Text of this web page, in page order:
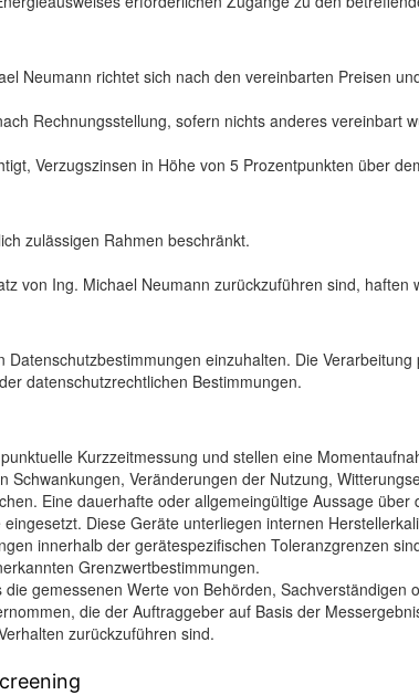
Neumann richtet sich nach den vereinbarten Preisen
Rechnungsstellung, sofern nichts anderes vereinbart
Verzugszinsen in Höhe von 5 Prozentpunkten über
zulässigen Rahmen beschränkt.
von Ing. Michael Neumann zurückzuführen sind, haften
einzuhalten. Die
datenschutzrechtlichen Bestimmungen.
Kurzzeitmessung und stellen eine
Schwankungen, Veränderungen der Nutzung,
Eine dauerhafte oder allgemeingültige Aussage
Diese Geräte unterliegen internen
innerhalb der gerätespezifischen Toleranzgrenzen
Grenzwertbestimmungen.
gemessenen Werte von Behörden,
die der Auftraggeber auf Basis der
zurückzuführen sind.